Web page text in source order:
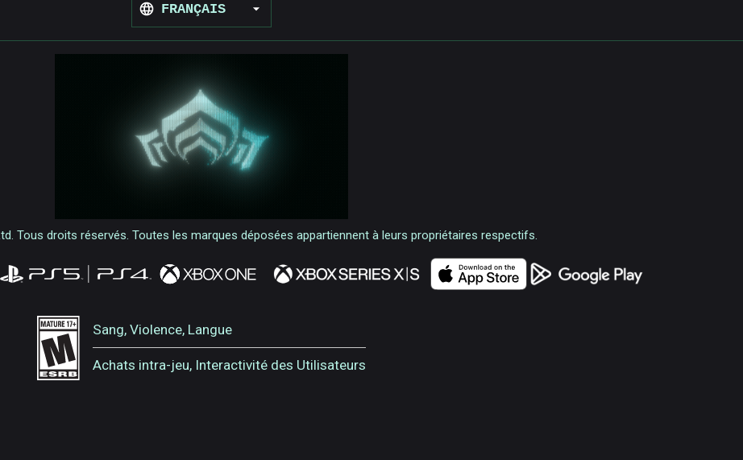
FRANÇAIS
Tous droits réservés. Toutes les marques déposées appartiennent à leurs propriétaires respectifs.
Sang, Violence, Langue
Achats intra-jeu, Interactivité des Utilisateurs